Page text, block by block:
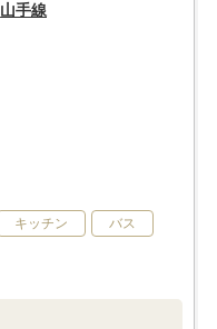
山手線
キッチン バス